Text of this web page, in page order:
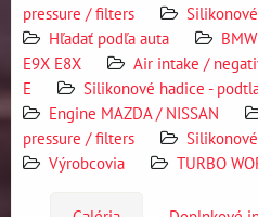
pressure / filters
Hľadať podľa auta
E9X E8X
Air intake /
E
Silikonové hadice -
Engine MAZDA / NISSAN
pressure / filters
Výrobcovia
TURBO